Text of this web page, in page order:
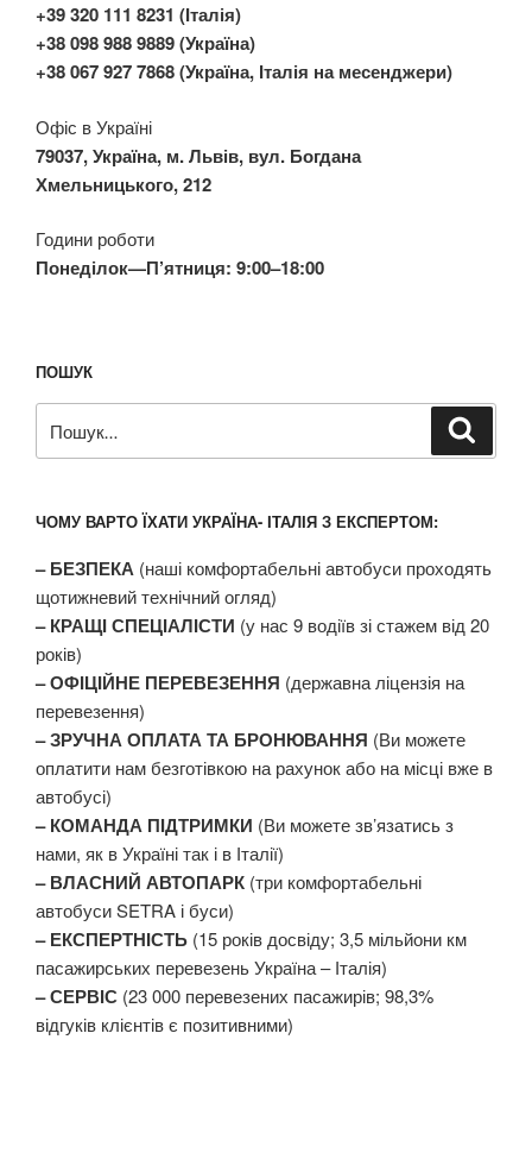
+39 320 111 8231 (Італія)
+38 098 988 9889 (Україна)
+38 067 927 7868 (Україна, Італія на месенджери)
Офіс в Україні
79037, Україна, м. Львів, вул. Богдана
Хмельницького, 212
Години роботи
Понеділок—П’ятниця: 9:00–18:00
ПОШУК
за
ЧОМУ ВАРТО ЇХАТИ УКРАЇНА- ІТАЛІЯ З ЕКСПЕРТОМ:
– БЕЗПЕКА (наші комфортабельні автобуси проходять
щотижневий технічний огляд)
– КРАЩІ СПЕЦІАЛІСТИ (у нас 9 водіїв зі стажем від 20
років)
– ОФІЦІЙНЕ ПЕРЕВЕЗЕННЯ (державна ліцензія на
перевезення)
– ЗРУЧНА ОПЛАТА ТА БРОНЮВАННЯ (Ви можете
оплатити нам безготівкою на рахунок або на місці вже в
автобусі)
– КОМАНДА ПІДТРИМКИ (Ви можете зв’язатись з
нами, як в Україні так і в Італії)
– ВЛАСНИЙ АВТОПАРК (три комфортабельні
автобуси SETRA і буси)
– ЕКСПЕРТНІСТЬ (15 років досвіду; 3,5 мільйони км
пасажирських перевезень Україна – Італія)
– СЕРВІС (23 000 перевезених пасажирів; 98,3%
відгуків клієнтів є позитивними)